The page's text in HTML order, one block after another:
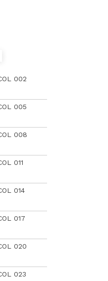
002
005
008
011
014
017
020
023